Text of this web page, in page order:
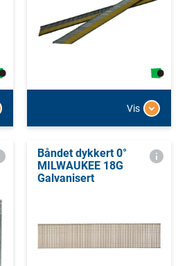
Vis
Båndet dykkert 0°
MILWAUKEE 18G
Galvanisert